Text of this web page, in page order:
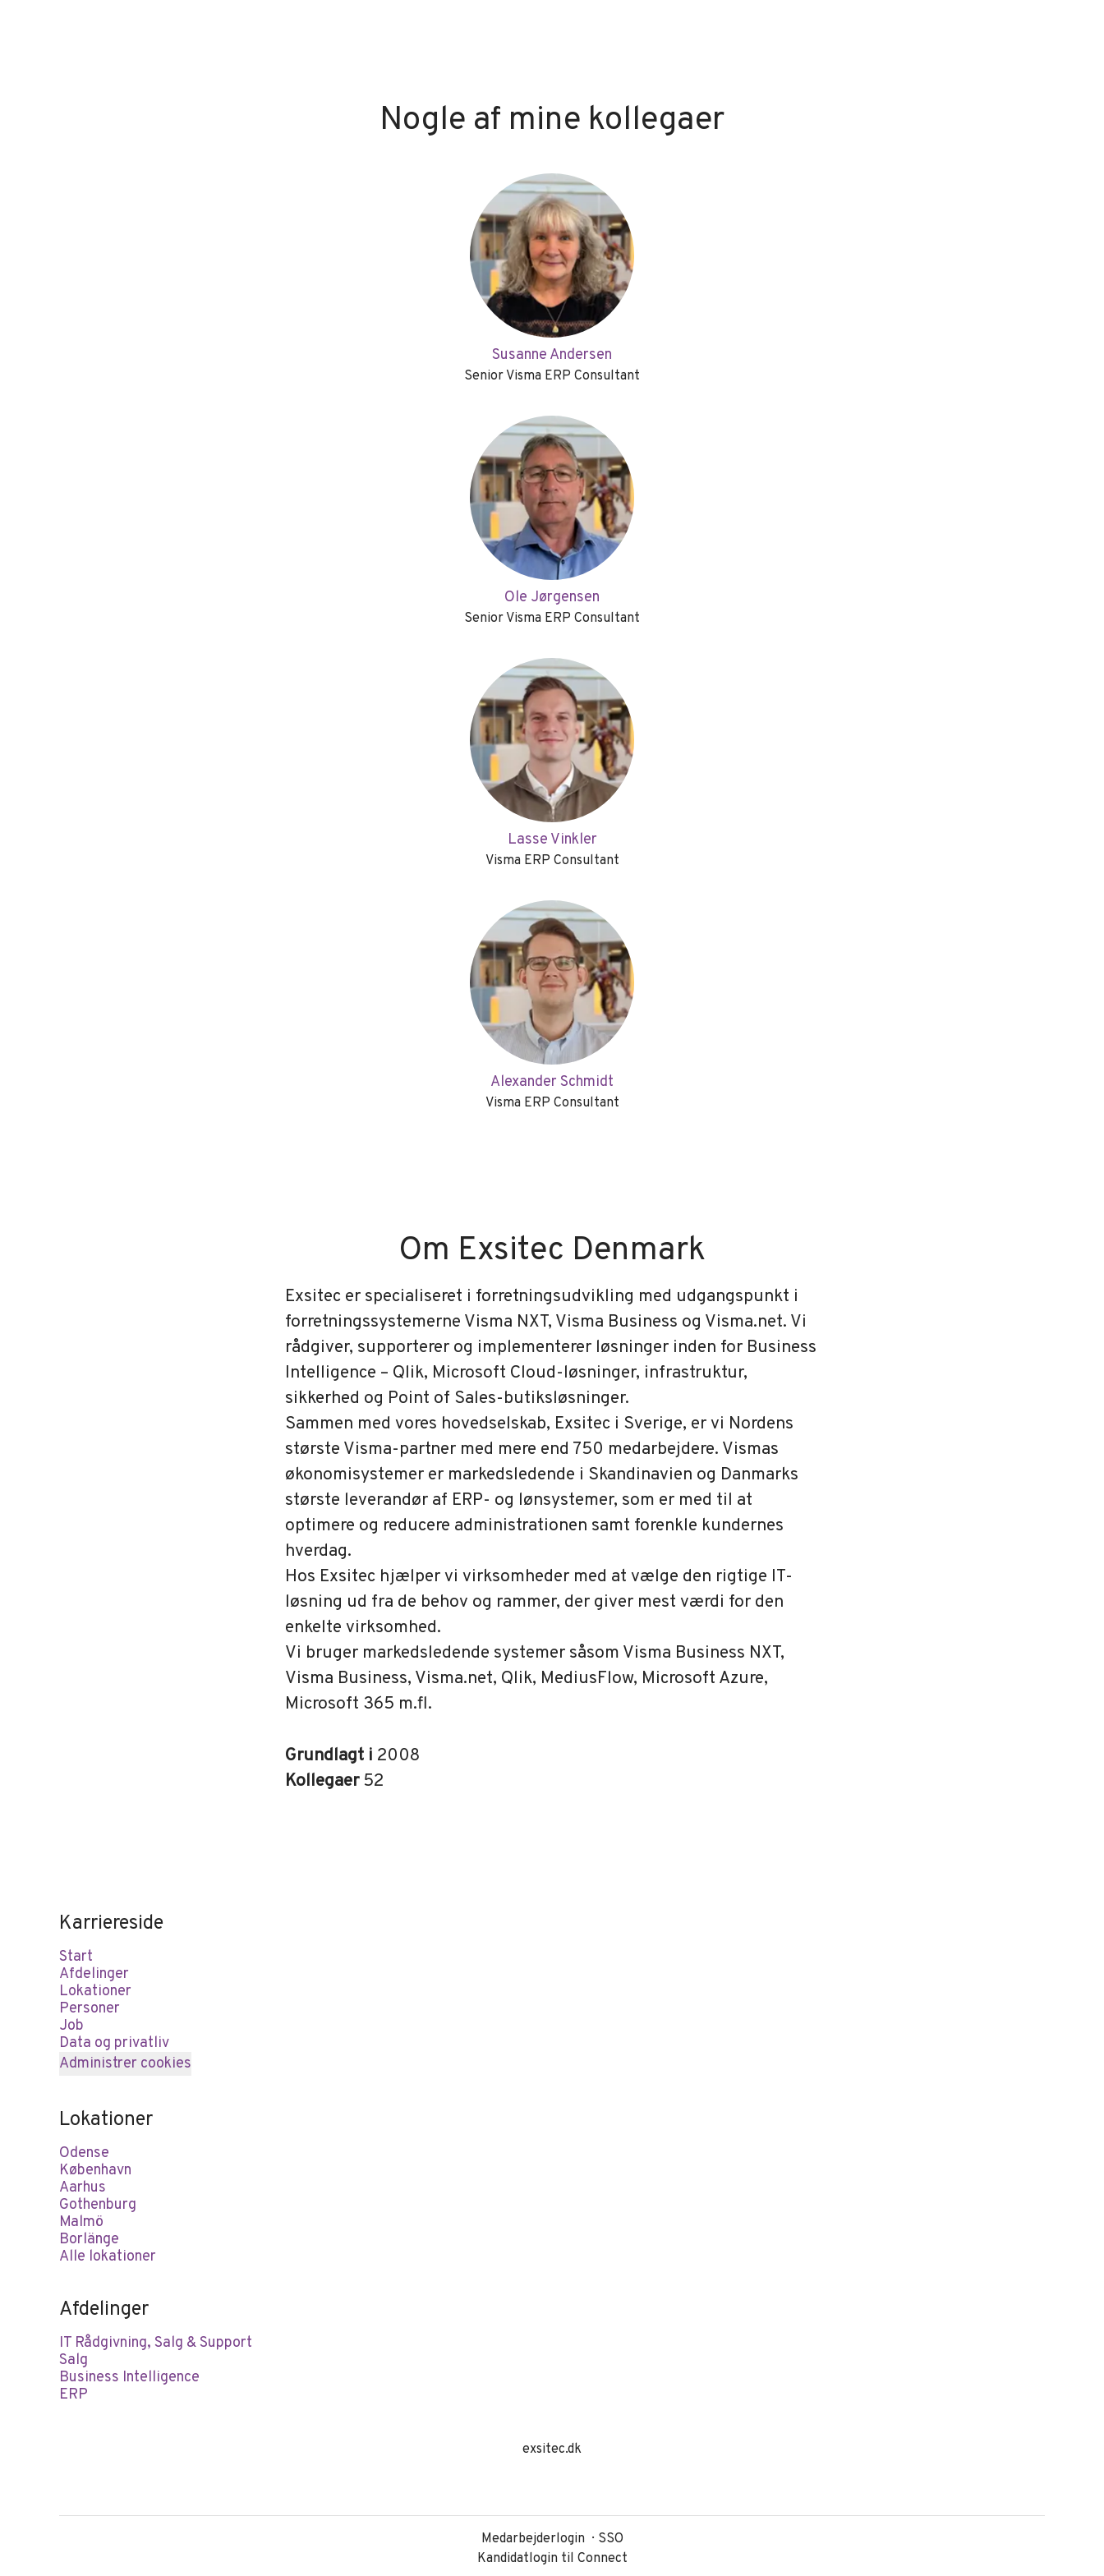
Nogle af mine kollegaer
Susanne Andersen
Senior Visma ERP Consultant
Ole Jørgensen
Senior Visma ERP Consultant
Lasse Vinkler
Visma ERP Consultant
Alexander Schmidt
Visma ERP Consultant
Om Exsitec Denmark
Exsitec er specialiseret i forretningsudvikling med udgangspunkt i
forretningssystemerne Visma NXT, Visma Business og Visma.net. Vi
rådgiver, supporterer og implementerer løsninger inden for Business
Intelligence – Qlik, Microsoft Cloud-løsninger, infrastruktur,
sikkerhed og Point of Sales-butiksløsninger.
Sammen med vores hovedselskab, Exsitec i Sverige, er vi Nordens
største Visma-partner med mere end 750 medarbejdere. Vismas
økonomisystemer er markedsledende i Skandinavien og Danmarks
største leverandør af ERP- og lønsystemer, som er med til at
optimere og reducere administrationen samt forenkle kundernes
hverdag.
Hos Exsitec hjælper vi virksomheder med at vælge den rigtige IT-
løsning ud fra de behov og rammer, der giver mest værdi for den
enkelte virksomhed.
Vi bruger markedsledende systemer såsom Visma Business NXT,
Visma Business, Visma.net, Qlik, MediusFlow, Microsoft Azure,
Microsoft 365 m.fl.
Grundlagt i 2008
Kollegaer 52
Karriereside
Start
Afdelinger
Lokationer
Personer
Job
Data og privatliv
Administrer cookies
Lokationer
Odense
København
Aarhus
Gothenburg
Malmö
Borlänge
Alle lokationer
Afdelinger
IT Rådgivning, Salg & Support
Salg
Business Intelligence
ERP
exsitec.dk
Medarbejderlogin
SSO
Kandidatlogin til Connect